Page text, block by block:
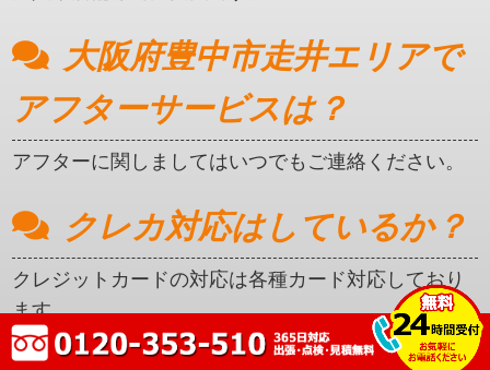
大阪府豊中市走井エリアで
アフターサービスは？
アフターに関しましてはいつでもご連絡ください。
クレカ対応はしているか？
クレジットカードの対応は各種カード対応しており
ます。